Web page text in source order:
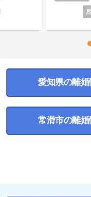
愛知県の離
常滑市の離